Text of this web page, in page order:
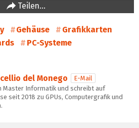
Teilen…
Gehäuse
Grafikkarten
PC-Systeme
del Monego
E-Mail
Master Informatik und schreibt auf
seit 2018 zu GPUs, Computergrafik und